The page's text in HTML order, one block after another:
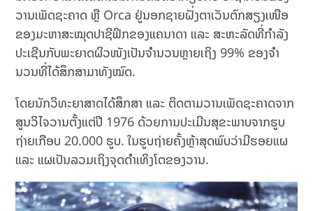
ວານເພັດຊະຄາດ ຫຼື Orca ຢູ່ນອກຊາຍຝັ່ງຕາເວັນຕົກສຽງເໜືອ
ຂອງມະຫາສະໝຸດປາຊີຟິກຂອງແຄນາດາ ແລະ ສະຫະລັດທີ່ກຳລັງ
ປະເຊີນກັບພະຍາດຜິວໜັງເປັນຈໍານວນຫຼາຍເຖິງ 99% ຂອງຈໍາ
ນວນທີ່ໄດ້ສຶກສາມາທັງໝົດ.
ໂດຍນັກວິທະຍາສາດໄດ້ສຶກສາ ແລະ ຕິດຕາມວານເພັດຊະຄາດຈາກ
ສູນວິໄຈວານຕັ້ງແຕ່ປີ 1976 ດ້ວຍການປະເມີນສຸຂະພາບຈາກຮູບ
ຖ່າຍເກືອບ 20.000 ຮູບ. ໃນຮູບຖ່າຍຄັ້ງຫຼ້າສຸດພົບວ່າມີຮອຍແຜ
ແລະ ແຜເປັນລວມເຖິງຈຸດດຳເທິງໂຕຂອງວານ.